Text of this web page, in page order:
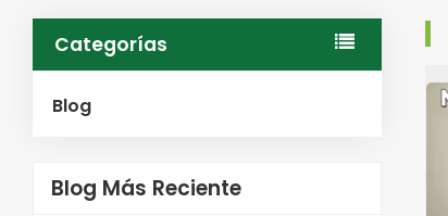
Categorías
Blog
Blog Más Reciente